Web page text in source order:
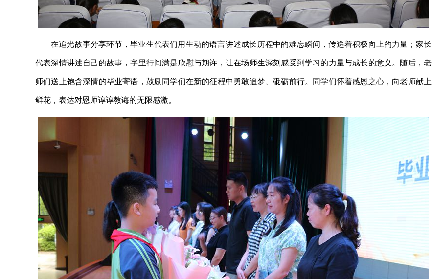
在追光故事分享环节，毕业生代表们用生动的语言讲述成长历程中的难忘瞬间，传递着积极向上的力量；家长
代表深情讲述自己的故事，字里行间满是欣慰与期许，让在场师生深刻感受到学习的力量与成长的意义。随后，老
师们送上饱含深情的毕业寄语，鼓励同学们在新的征程中勇敢追梦、砥砺前行。同学们怀着感恩之心，向老师献上
鲜花，表达对恩师谆谆教诲的无限感激。